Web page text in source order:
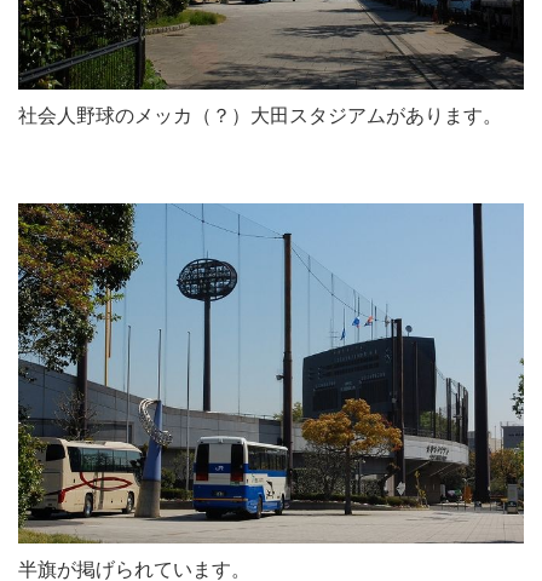
社会人野球のメッカ（？）大田スタジアムがあります。
半旗が掲げられています。